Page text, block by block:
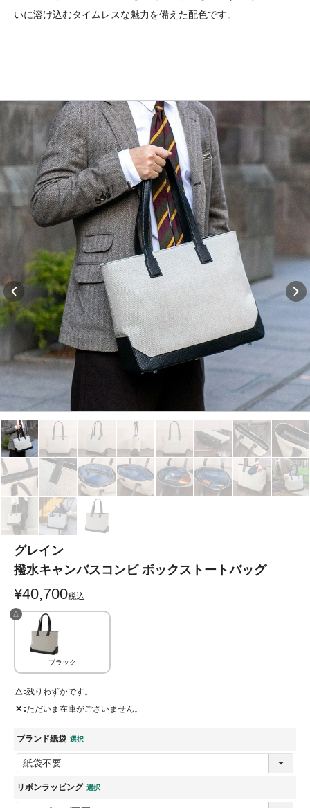
いに溶け込むタイムレスな魅力を備えた配色です。
グレイン
撥水キャンバスコンビ ボックストートバッグ
¥40,700税込
ブラック
△
△ 残りわずかです。
✕ ただいま在庫がございません。
ブランド紙袋
リボンラッピング